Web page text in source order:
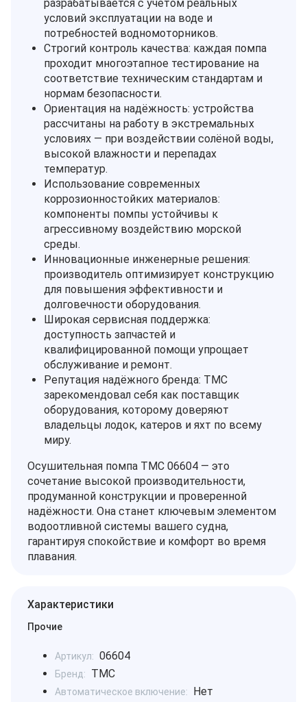
разрабатывается с учётом реальных
условий эксплуатации на воде и
потребностей водномоторников.
Строгий контроль качества: каждая помпа
проходит многоэтапное тестирование на
соответствие техническим стандартам и
нормам безопасности.
Ориентация на надёжность: устройства
рассчитаны на работу в экстремальных
условиях — при воздействии солёной воды,
высокой влажности и перепадах
температур.
Использование современных
коррозионностойких материалов:
компоненты помпы устойчивы к
агрессивному воздействию морской
среды.
Инновационные инженерные решения:
производитель оптимизирует конструкцию
для повышения эффективности и
долговечности оборудования.
Широкая сервисная поддержка:
доступность запчастей и
квалифицированной помощи упрощает
обслуживание и ремонт.
Репутация надёжного бренда: TMC
зарекомендовал себя как поставщик
оборудования, которому доверяют
владельцы лодок, катеров и яхт по всему
миру.
Осушительная помпа TMC 06604 — это
сочетание высокой производительности,
продуманной конструкции и проверенной
надёжности. Она станет ключевым элементом
водоотливной системы вашего судна,
гарантируя спокойствие и комфорт во время
плавания.
Характеристики
Прочие
Артикул: 06604
Бренд: TMC
Автоматическое включение: Нет